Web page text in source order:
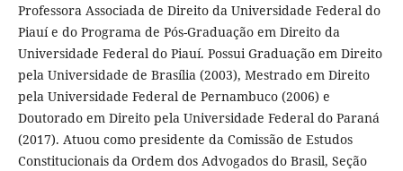
Professora Associada de Direito da Universidade Federal do
Piauí e do Programa de Pós-Graduação em Direito da
Universidade Federal do Piauí. Possui Graduação em Direito
pela Universidade de Brasília (2003), Mestrado em Direito
pela Universidade Federal de Pernambuco (2006) e
Doutorado em Direito pela Universidade Federal do Paraná
(2017). Atuou como presidente da Comissão de Estudos
Constitucionais da Ordem dos Advogados do Brasil, Seção